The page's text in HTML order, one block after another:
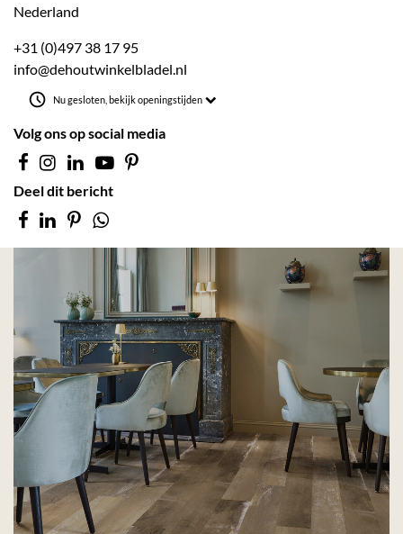
Nederland
+31 (0)497 38 17 95
info@dehoutwinkelbladel.nl
Nu gesloten, bekijk openingstijden
Volg ons op social media
Deel dit bericht